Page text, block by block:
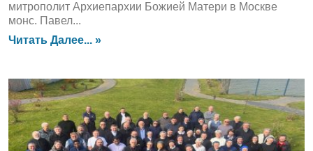
митрополит Архиепархии Божией Матери в Москве
монс. Павел...
Читать Далее... »
ЛЕНТА НОВОСТЕЙ